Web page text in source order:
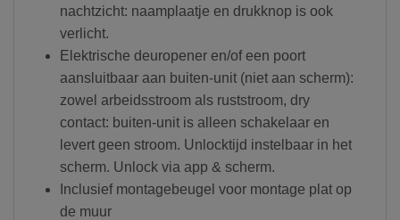
nachtzicht: naamplaatje en drukknop is ook
verlicht.
Elektrische deuropener en/of een poort
aansluitbaar aan buiten-unit (niet aan scherm):
zowel arbeidsstroom als ruststroom, dry
contact: buiten-unit is alleen schakelaar en
levert geen stroom. Unlocktijd instelbaar in het
scherm. Unlock via app & scherm.
Inclusief montagebeugel voor montage plat op
de muur